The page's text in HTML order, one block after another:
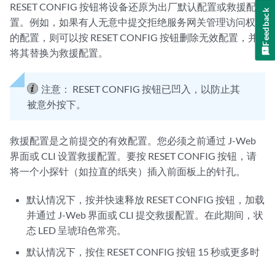
RESET CONFIG 按钮将设备还原为出厂默认配置或救援配
置。例如，如果有人无意中提交拒绝服务网关管理访问权限
的配置，则可以按 RESET CONFIG 按钮删除无效配置，并
将其替换为救援配置。
注意： RESET CONFIG 按钮已凹入，以防止其
被意外按下。
救援配置是之前提交的有效配置。您必须之前通过 J-Web
界面或 CLI 设置救援配置。要按 RESET CONFIG 按钮，请
将一个小探针（如拉直的纸夹）插入前面板上的针孔。
默认情况下，按并快速释放 RESET CONFIG 按钮，加载
并通过 J-Web 界面或 CLI 提交救援配置。在此期间，状
态 LED 呈琥珀色常亮。
默认情况下，按住 RESET CONFIG 按钮 15 秒或更多时
Feedback